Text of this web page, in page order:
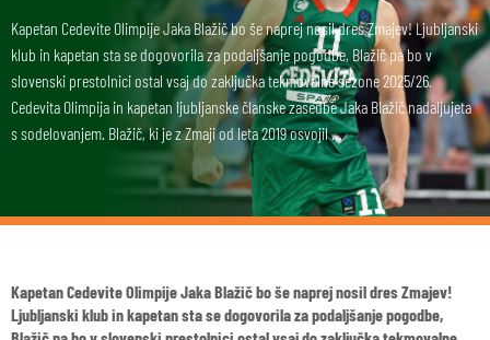
Kapetan Cedevite Olimpije Jaka Blažič bo še naprej nosil dres Zmajev! Ljubljanski
klub in kapetan sta se dogovorila za podaljšanje pogodbe, Blažič pa bo v
slovenski prestolnici ostal vsaj do zaključka tekmovalne sezone 2025/26.
Cedevita Olimpija in kapetan ljubljanske članske zasedbe Jaka Blažič nadaljujeta
s sodelovanjem. Blažič, ki je z Zmaji od leta 2019 osvojil …
Kapetan Cedevite Olimpije Jaka Blažič bo še naprej nosil dres Zmajev!
Ljubljanski klub in kapetan sta se dogovorila za podaljšanje pogodbe,